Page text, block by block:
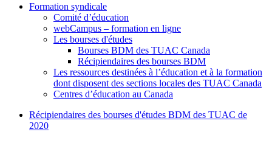
Formation syndicale
Comité d’éducation
webCampus – formation en ligne
Les bourses d'études
Bourses BDM des TUAC Canada
Récipiendaires des bourses BDM
Les ressources destinées à l’éducation et à la formation
dont disposent des sections locales des TUAC Canada
Centres d’éducation au Canada
Récipiendaires des bourses d'études BDM des TUAC de
2020